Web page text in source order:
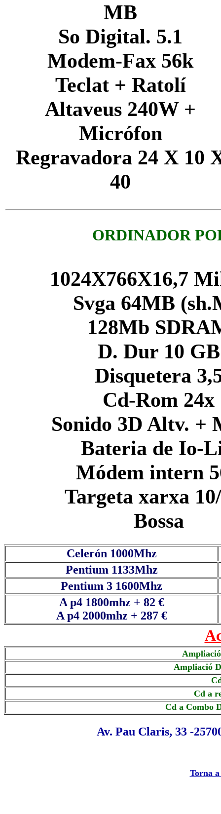
MB
So Digital. 5.1
Modem-Fax 56k
Teclat + Ratolí
Altaveus 240W +
Micrófon
Regravadora 24 X 10
40
ORDINADOR
1024X766X16,7
Svga 64MB
128Mb
D. Dur 10 GB
Disquetera
Cd-Rom 24x
Sonido 3D Altv. +
Bateria de Io-
Módem intern
Targeta xarxa
Bossa
Celerón 1000Mhz
Pentium 1133Mhz
Pentium 3 1600Mhz
A p4 1800mhz + 82 €
A p4 2000mhz + 287 €
Ampliació
Cd a
Cd a Combo
Av. Pau Claris, 33 -
Torna